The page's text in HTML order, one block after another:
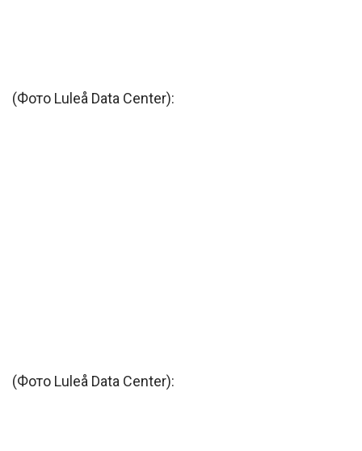
(Фото Luleå Data Center):
(Фото Luleå Data Center):